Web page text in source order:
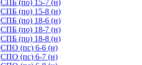
СПБ (по) 15-7 (н)
СПБ (по) 15-8 (н)
СПБ (по) 18-6 (н)
СПБ (по) 18-7 (н)
СПБ (по) 18-8 (н)
СПО (пс) 6-6 (н)
СПО (пс) 6-7 (н)